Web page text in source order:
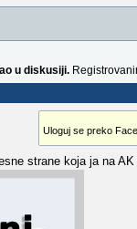
u diskusiji.
Uloguj se preko
strane koja ja na